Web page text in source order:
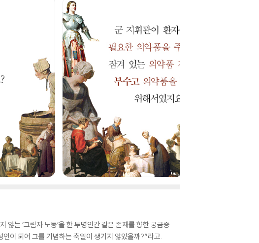
않는 ‘그림자 노동’을 한 투명인간 같은 존재를 향한 궁금증
이 되어 그를 기념하는 축일이 생기지 않았을까?”라고.